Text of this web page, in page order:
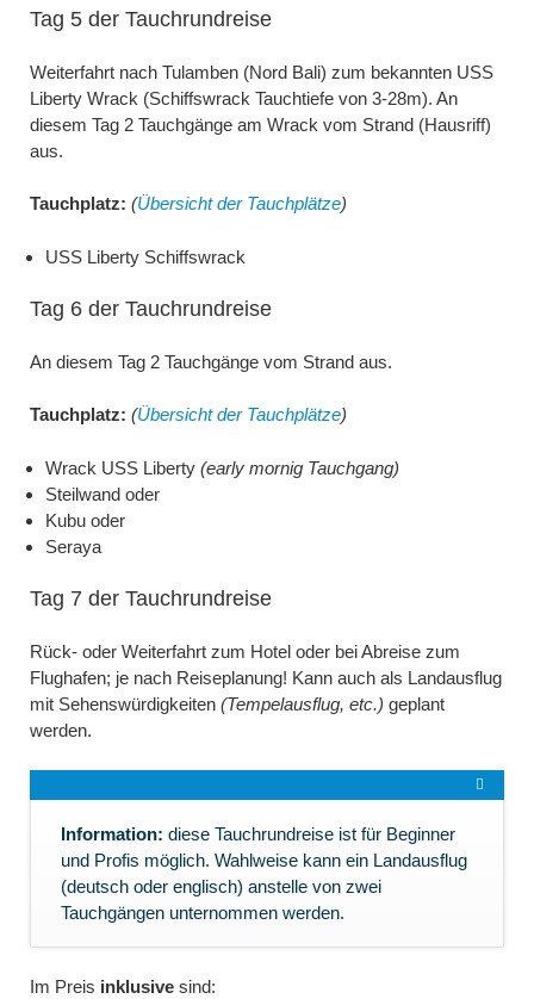
Tag 5 der Tauchrundreise
Weiterfahrt nach Tulamben (Nord Bali) zum bekannten USS
Liberty Wrack (Schiffswrack Tauchtiefe von 3-28m). An
diesem Tag 2 Tauchgänge am Wrack vom Strand (Hausriff)
aus.
Tauchplatz: (Übersicht der Tauchplätze)
USS Liberty Schiffswrack
Tag 6 der Tauchrundreise
An diesem Tag 2 Tauchgänge vom Strand aus.
Tauchplatz: (Übersicht der Tauchplätze)
Wrack USS Liberty (early mornig Tauchgang)
Steilwand oder
Kubu oder
Seraya
Tag 7 der Tauchrundreise
Rück- oder Weiterfahrt zum Hotel oder bei Abreise zum
Flughafen; je nach Reiseplanung! Kann auch als Landausflug
mit Sehenswürdigkeiten (Tempelausflug, etc.) geplant
werden.
Information: diese Tauchrundreise ist für Beginner
und Profis möglich. Wahlweise kann ein Landausflug
(deutsch oder englisch) anstelle von zwei
Tauchgängen unternommen werden.
Im Preis inklusivesind: